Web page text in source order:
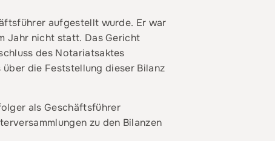
aufgestellt wurde. Er war
Jahr nicht statt. Das Gericht
des Notariatsaktes
die Feststellung dieser Bilanz
als Geschäftsführer
zu den Bilanzen